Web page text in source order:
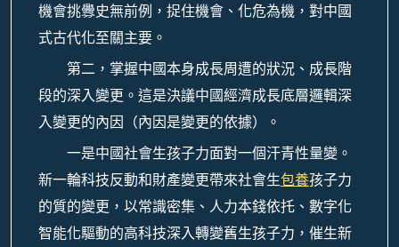
機會挑釁史無前例，捉住機會、化危為機，對中國
式古代化至關主要。
第二，掌握中國本身成長周遭的狀況、成長階
段的深入變更。這是決議中國經濟成長底層邏輯深
入變更的內因（內因是變更的依據）。
一是中國社會生孩子力面對一個汗青性量變。
新一輪科技反動和財產變更帶來社會生包養孩子力
的質的變更，以常識密集、人力本錢依托、數字化
智能化驅動的高科技深入轉變舊生孩子力，催生新